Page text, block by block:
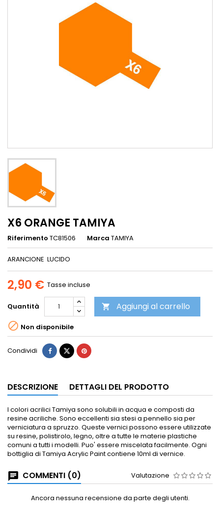
X6 ORANGE TAMIYA
Riferimento TC81506 Marca TAMIYA
ARANCIONE LUCIDO
2,90 € Tasse incluse
Quantità  Aggiungi al carrello
 Non disponibile
Condividi
DESCRIZIONE DETTAGLI DEL PRODOTTO
I colori acrilici Tamiya sono solubili in acqua e composti da
resine acriliche. Sono eccellenti sia stesi a pennello sia per
verniciatura a spruzzo. Queste vernici possono essere utilizzate
su resine, polistirolo, legno, oltre a tutte le materie plastiche
comuni a tutti i modelli. Puo' essere miscelata facilmente. Ogni
bottiglia di Tamiya Acrylic Paint contiene 10ml di vernice.
COMMENTI (0) Valutazione
Ancora nessuna recensione da parte degli utenti.